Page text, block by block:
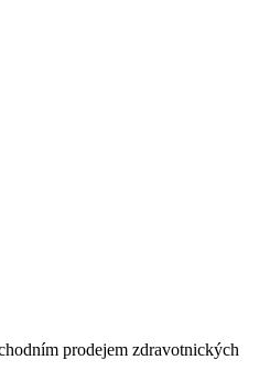
prodejem zdravotnických